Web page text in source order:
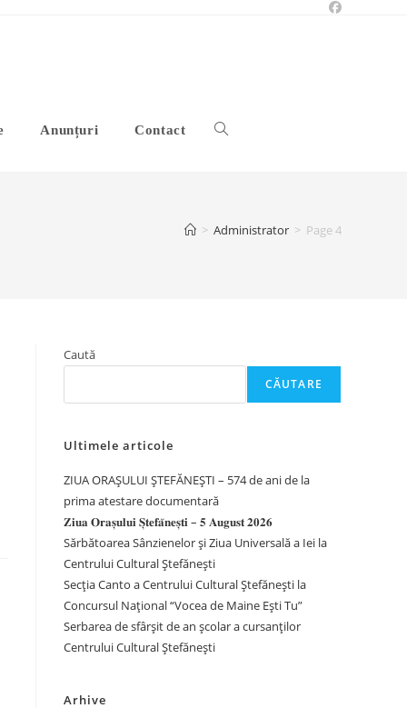
Anunțuri Contact Toggle
> Administrator > Page 4
Caută
CĂUTARE
Ultimele articole
ZIUA ORAȘULUI ȘTEFĂNEȘTI – 574 de ani de la
prima atestare documentară
𝐙𝐢𝐮𝐚 𝐎𝐫𝐚𝐬̦𝐮𝐥𝐮𝐢 𝐒̦𝐭𝐞𝐟𝐚̆𝐧𝐞𝐬̦𝐭𝐢 – 𝟓 𝐀𝐮𝐠𝐮𝐬𝐭 𝟐𝟎𝟐𝟔
Sărbătoarea Sânzienelor și Ziua Universală a Iei la
Centrului Cultural Ștefănești
Secția Canto a Centrului Cultural Ștefănești la
Concursul Național “Vocea de Maine Ești Tu”
Serbarea de sfârșit de an școlar a cursanților
Centrului Cultural Ștefănești
Arhive